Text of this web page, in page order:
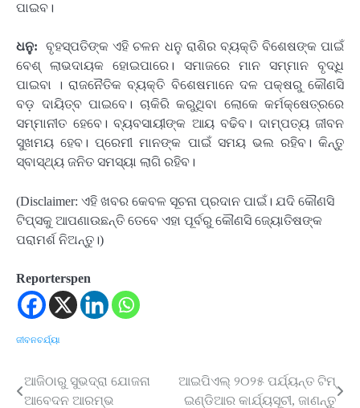
ପାଇବ।
ଧନୁ: ବୃହସ୍ପତିଙ୍କ ଏହି ଚଳନ ଧନୁ ରାଶିର ବ୍ୟକ୍ତି ବିଶେଷଙ୍କ ପାଇଁ
ବେଶ୍ ଲାଭଦାୟକ ହୋଇପାରେ। ସମାଜରେ ମାନ ସମ୍ମାନ ବୃଦ୍ଧି
ପାଇବା । ରାଜନୈତିକ ବ୍ୟକ୍ତି ବିଶେଷମାନେ ଦଳ ପକ୍ଷରୁ କୌଣସି
ବଡ଼ ଦାୟିତ୍ବ ପାଇବେ। ଚାକିରି କରୁଥିବା ଲୋକେ କର୍ମକ୍ଷେତ୍ରରେ
ସମ୍ମାନୀତ ହେବେ। ବ୍ୟବସାୟୀଙ୍କ ଆୟ ବଢିବ। ଦାମ୍ପତ୍ୟ ଜୀବନ
ସୁଖମୟ ହେବ। ପ୍ରେମୀ ମାନଙ୍କ ପାଇଁ ସମୟ ଭଲ ରହିବ। କିନ୍ତୁ
ସ୍ବାସ୍ଥ୍ୟ ଜନିତ ସମସ୍ୟା ଲାଗି ରହିବ।
(Disclaimer: ଏହି ଖବର କେବଳ ସୂଚନା ପ୍ରଦାନ ପାଇଁ। ଯଦି କୌଣସି
ଟିପ୍ସକୁ ଆପଣାଉଛନ୍ତି ତେବେ ଏହା ପୂର୍ବରୁ କୌଣସି ଜ୍ୟୋତିଷଙ୍କ
ପରାମର୍ଶ ନିଅନ୍ତୁ।)
Reporterspen
ଜୀବନଚର୍ଯ୍ୟା
Post
ଆଜିଠାରୁ ସୁଭଦ୍ରା ଯୋଜନା
ଆବେଦନ ଆରମ୍ଭ
ଆଇପିଏଲ୍ ୨୦୨୫ ପର୍ଯ୍ୟନ୍ତ ଟିମ୍
ଇଣ୍ଡିଆର କାର୍ଯ୍ୟସୂଚୀ, ଜାଣନ୍ତୁ